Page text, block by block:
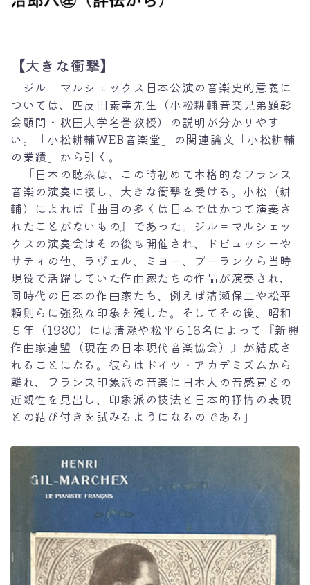
【大きな衝撃】
ジル＝マルシェックス日本公演の音楽史的意義に
ついては、四反田素幸先生（小松耕輔音楽兄弟顕彰
会顧問・秋田大学名誉教授）の説明が分かりやす
い。「小松耕輔WEB音楽堂」の関連論文「小松耕輔
の業績」から引く。
「日本の聴衆は、この時初めて本格的なフランス
音楽の演奏に接し、大きな衝撃を受ける。小松（耕
輔）によれば『曲目の多くは日本ではかつて演奏さ
れたことがないもの』であった。ジル＝マルシェッ
クスの演奏会はその後も開催され、ドビュッシーや
サティの他、ラヴェル、ミヨー、プーランクら当時
現役で活躍していた作曲家たちの作品が演奏され、
同時代の日本の作曲家たち、例えば清瀬保二や松平
頼則らに強烈な印象を残した。そしてその後、昭和
５年（1930）には清瀬や松平ら16名によって『新興
作曲家連盟（現在の日本現代音楽協会）』が結成さ
れることになる。彼らはドイツ・アカデミズムから
離れ、フランス印象派の音楽に日本人の音感覚との
近親性を見出し、印象派の技法と日本的抒情の表現
との結び付きを試みるようになるのである」